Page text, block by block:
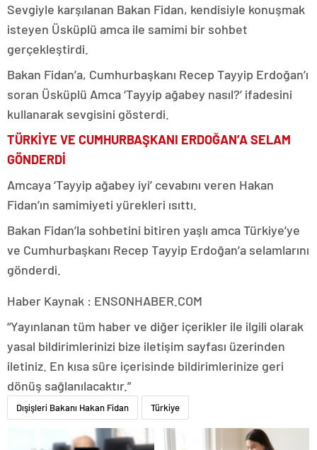
Sevgiyle karşılanan Bakan Fidan, kendisiyle konuşmak
isteyen Üsküplü amca ile samimi bir sohbet
gerçekleştirdi.
Bakan Fidan’a, Cumhurbaşkanı Recep Tayyip Erdoğan’ı
soran Üsküplü Amca ‘Tayyip ağabey nasıl?’ ifadesini
kullanarak sevgisini gösterdi.
TÜRKİYE VE CUMHURBAŞKANI ERDOĞAN’A SELAM
GÖNDERDİ
Amcaya ‘Tayyip ağabey iyi’ cevabını veren Hakan
Fidan’ın samimiyeti yürekleri ısıttı.
Bakan Fidan’la sohbetini bitiren yaşlı amca Türkiye’ye
ve Cumhurbaşkanı Recep Tayyip Erdoğan’a selamlarını
gönderdi.
Haber Kaynak : ENSONHABER.COM
“Yayınlanan tüm haber ve diğer içerikler ile ilgili olarak
yasal bildirimlerinizi bize iletişim sayfası üzerinden
iletiniz. En kısa süre içerisinde bildirimlerinize geri
dönüş sağlanılacaktır.”
Dışişleri Bakanı Hakan Fidan Türkiye